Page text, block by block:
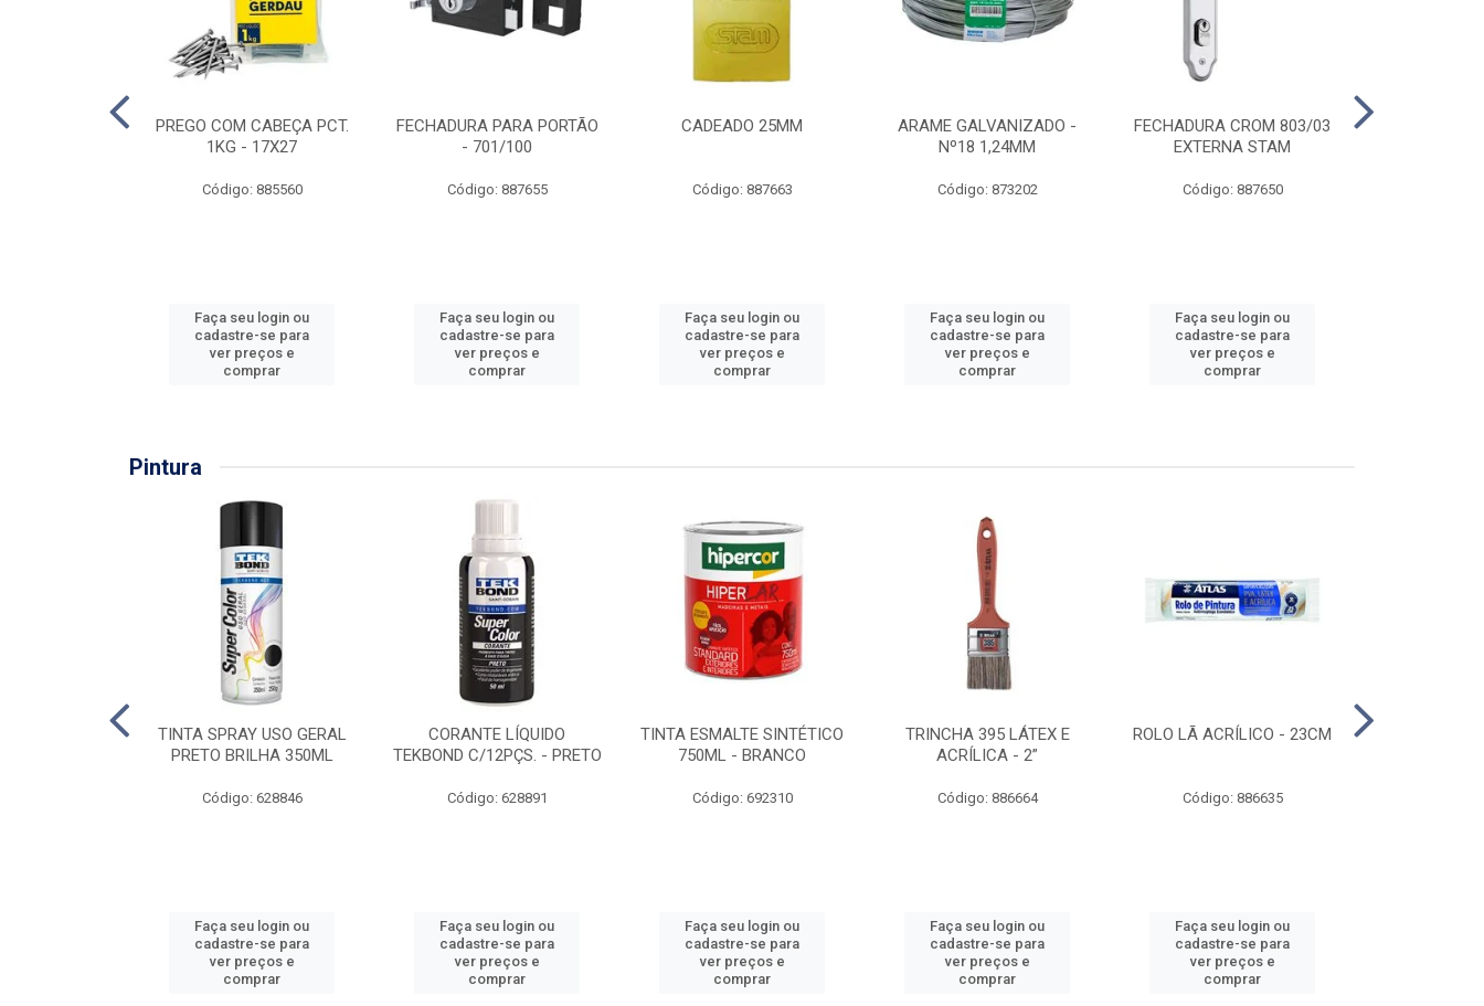
PREGO COM CABEÇA PCT.
1KG - 17X27
Código: 885560
Faça seu login ou
cadastre-se para
ver preços e
comprar
FECHADURA PARA PORTÃO
- 701/100
Código: 887655
Faça seu login ou
cadastre-se para
ver preços e
comprar
CADEADO 25MM
Código: 887663
Faça seu login ou
cadastre-se para
ver preços e
comprar
ARAME GALVANIZADO -
Nº18 1,24MM
Código: 873202
Faça seu login ou
cadastre-se para
ver preços e
comprar
FECHADURA CROM 803/03
EXTERNA STAM
Código: 887650
Faça seu login ou
cadastre-se para
ver preços e
comprar
Pintura
TINTA SPRAY USO GERAL
PRETO BRILHA 350ML
Código: 628846
Faça seu login ou
cadastre-se para
ver preços e
comprar
CORANTE LÍQUIDO
TEKBOND C/12PÇS. - PRETO
Código: 628891
Faça seu login ou
cadastre-se para
ver preços e
comprar
TINTA ESMALTE SINTÉTICO
750ML - BRANCO
Código: 692310
Faça seu login ou
cadastre-se para
ver preços e
comprar
TRINCHA 395 LÁTEX E
ACRÍLICA - 2”
Código: 886664
Faça seu login ou
cadastre-se para
ver preços e
comprar
ROLO LÃ ACRÍLICO - 23CM
Código: 886635
Faça seu login ou
cadastre-se para
ver preços e
comprar